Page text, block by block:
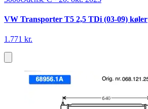
VW Transporter T5 2,5 TDi (03-09) køler
1.771 kr.